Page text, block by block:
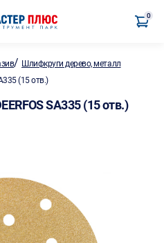
0
/ Шлифкруги дерево, металл
(15 отв.)
SA335 (15 отв.)